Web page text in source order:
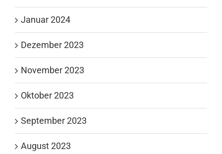
Januar 2024
Dezember 2023
November 2023
Oktober 2023
September 2023
August 2023